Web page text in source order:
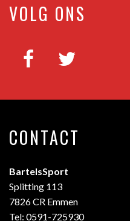
VOLG ONS
CONTACT
BartelsSport
Splitting 113
7826 CR Emmen
Tel: 0591-725930